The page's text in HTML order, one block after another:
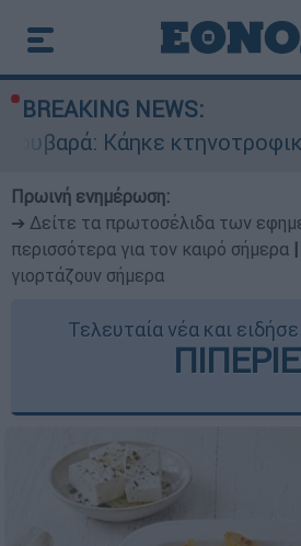
BREAKING NEWS:
μονάδα -
Πρωινή ενημέρωση:
➔ Δείτε τα πρωτοσέλιδα των
περισσότερα για τον καιρό σήμερα
γιορτάζουν σήμερα
Τελευταία νέα και